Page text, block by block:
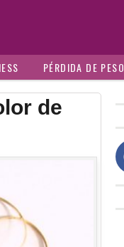
PÉRDIDA DE PESO
de